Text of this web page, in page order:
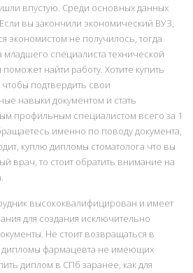
впустую. Среди основных данных
вы закончили экономический ВУЗ,
экономистом не получилось, тогда
младшего специалиста технической
найти работу. Хотите купить
чтобы подтвердить свои
навыки документом и стать
профильным специалистом всего за 1
именно по поводу документа,
куплю дипломы стоматолога что вы
врач, то стоит обратить внимание на
высококвалифицирован и имеет
для создания исключительно
Не стоит возвращаться в
фармацевта не имеющих
диплом в СПб заранее, как для